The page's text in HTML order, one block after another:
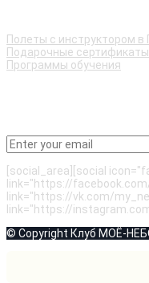
Полеты с инструктором в
Подарочные
Программы обучения
[social_area][social
link="https://
link="https://vk.com/
link="https://
© Copyright Клуб МОЁ-